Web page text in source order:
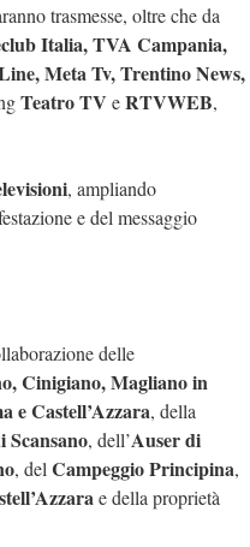
trasmesse, oltre che da
Italia, TVA Campania,
Meta Tv, Trentino News,
Teatro TV eRTVWEB,
, ampliando
e del messaggio
delle
Cinigiano, Magliano in
e Castell’Azzara, della
, dell’Auser di
, del Campeggio Principina,
e della proprietà